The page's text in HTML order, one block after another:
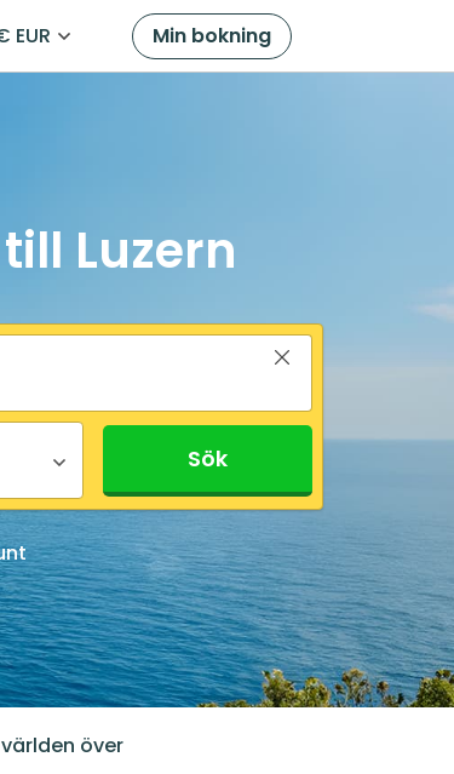
EUR Min bokning
Luzern
Sök
över